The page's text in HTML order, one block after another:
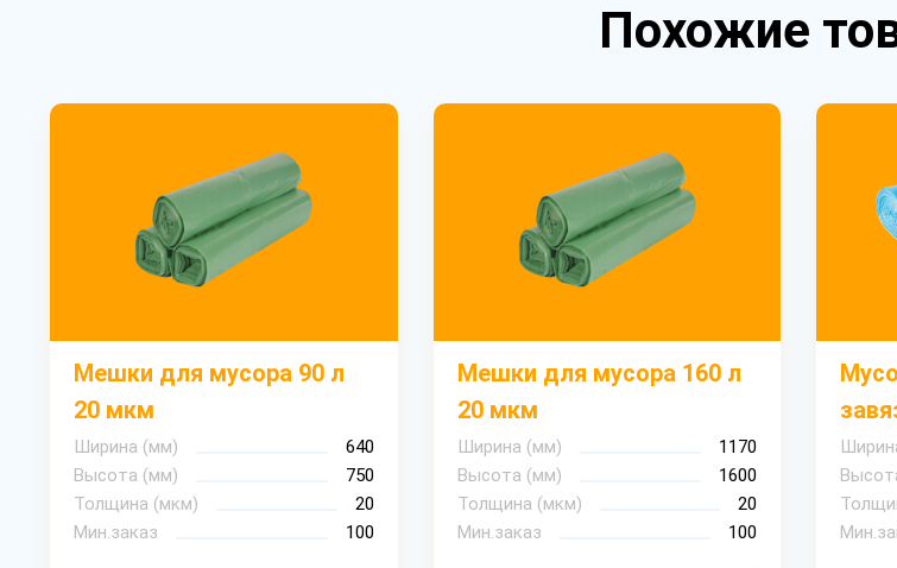
Похожие
Мешки для мусора 90 л
20 мкм
Ширина (мм)
640
Высота (мм)
750
Толщина (мкм)
20
Мин.заказ
100
Мешки для мусора 160 л
20 мкм
Ширина (мм)
1170
Высота (мм)
1600
Толщина (мкм)
20
Мин.заказ
100